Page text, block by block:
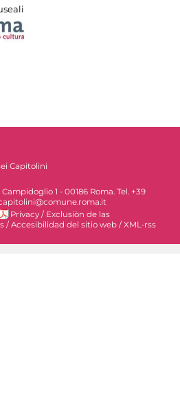
Capitolini
1 - 00186 Roma. Tel. +39
Privacy / Exclusiòn de las
/ Accesibilidad del sitio web / XML-rss